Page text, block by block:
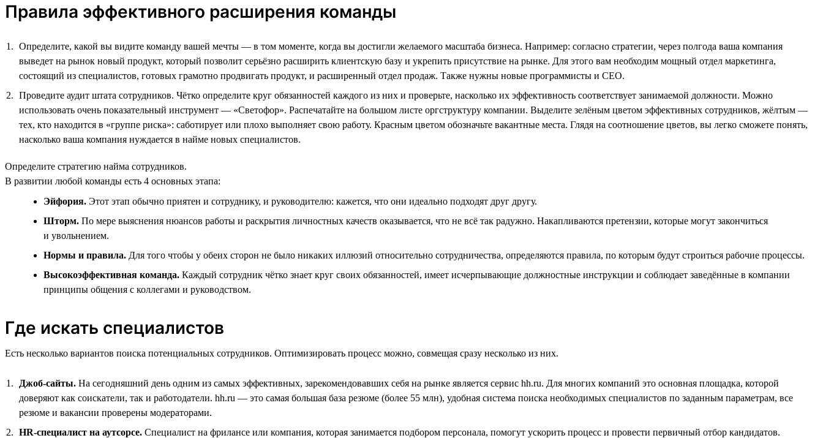
Правила эффективного расширения команды
Определите, какой вы видите команду вашей мечты — в том моменте, когда вы достигли желаемого масштаба бизнеса. Например: согласно стратегии, через полгода ваша компания
выведет на рынок новый продукт, который позволит серьёзно расширить клиентскую базу и укрепить присутствие на рынке. Для этого вам необходим мощный отдел маркетинга,
состоящий из специалистов, готовых грамотно продвигать продукт, и расширенный отдел продаж. Также нужны новые программисты и СЕО.
Проведите аудит штата сотрудников. Чётко определите круг обязанностей каждого из них и проверьте, насколько их эффективность соответствует занимаемой должности. Можно
использовать очень показательный инструмент — «Светофор». Распечатайте на большом листе оргструктуру компании. Выделите зелёным цветом эффективных сотрудников, жёлтым —
тех, кто находится в «группе риска»: саботирует или плохо выполняет свою работу. Красным цветом обозначьте вакантные места. Глядя на соотношение цветов, вы легко сможете понять,
насколько ваша компания нуждается в найме новых специалистов.
Определите стратегию найма сотрудников.
В развитии любой команды есть 4 основных этапа:
Эйфория. Этот этап обычно приятен и сотруднику, и руководителю: кажется, что они идеально подходят друг другу.
Шторм. По мере выяснения нюансов работы и раскрытия личностных качеств оказывается, что не всё так радужно. Накапливаются претензии, которые могут закончиться
и увольнением.
Нормы и правила. Для того чтобы у обеих сторон не было никаких иллюзий относительно сотрудничества, определяются правила, по которым будут строиться рабочие процессы.
Высокоэффективная команда. Каждый сотрудник чётко знает круг своих обязанностей, имеет исчерпывающие должностные инструкции и соблюдает заведённые в компании
принципы общения с коллегами и руководством.
Где искать специалистов
Есть несколько вариантов поиска потенциальных сотрудников. Оптимизировать процесс можно, совмещая сразу несколько из них.
Джоб-сайты. На сегодняшний день одним из самых эффективных, зарекомендовавших себя на рынке является сервис hh.ru. Для многих компаний это основная площадка, которой
доверяют как соискатели, так и работодатели. hh.ru — это самая большая база резюме (более 55 млн), удобная система поиска необходимых специалистов по заданным параметрам, все
резюме и вакансии проверены модераторами.
HR-специалист на аутсорсе. Специалист на фрилансе или компания, которая занимается подбором персонала, помогут ускорить процесс и провести первичный отбор кандидатов.